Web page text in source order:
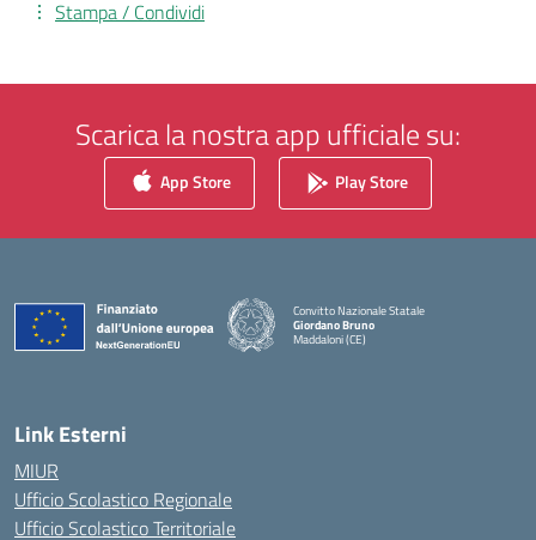
Stampa / Condividi
Scarica la nostra app ufficiale su:
App Store Play Store
Convitto Nazionale Statale
Giordano Bruno
Maddaloni (CE)
Link Esterni
MIUR
Ufficio Scolastico Regionale
Ufficio Scolastico Territoriale